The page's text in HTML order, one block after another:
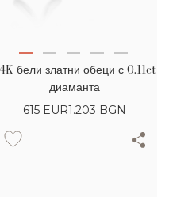
бели златни обеци с 0.11ct
диаманта
615 EUR1.203 BGN